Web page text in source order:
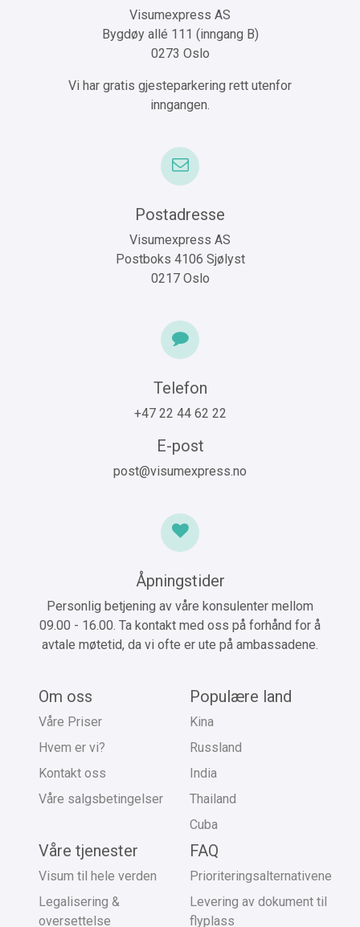
Visumexpress AS
Bygdøy allé 111 (inngang B)
0273 Oslo
Vi har gratis gjesteparkering rett utenfor
inngangen.
Postadresse
Visumexpress AS
Postboks 4106 Sjølyst
0217 Oslo
Telefon
+47 22 44 62 22
E-post
post@visumexpress.no
Åpningstider
Personlig betjening av våre konsulenter mellom
09.00 - 16.00. Ta kontakt med oss på forhånd for å
avtale møtetid, da vi ofte er ute på ambassadene.
Om oss
Våre Priser
Hvem er vi?
Kontakt oss
Våre salgsbetingelser
Populære land
Kina
Russland
India
Thailand
Cuba
Våre tjenester
Visum til hele verden
Legalisering &
oversettelse
FAQ
Prioriteringsalternativene
Levering av dokument til
flyplass